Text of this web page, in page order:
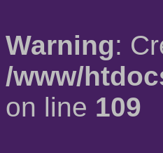
Warning:
/www/
on line 109